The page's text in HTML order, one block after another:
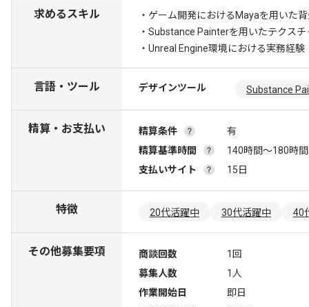
求めるスキル
・ゲーム開発におけるMayaを用いた
・Substance Painterを用いたテクス
・Unreal Engine環境における実務経験
言語・ツール デザインツール Substance
精算・お支払い 精算条件
有
精算基準時間
140時間〜180時間
支払いサイト
15日
特徴 20代活躍中 30代活躍中 40
その他募集要項 商談回数
1回
募集人数
1人
作業開始日
即日